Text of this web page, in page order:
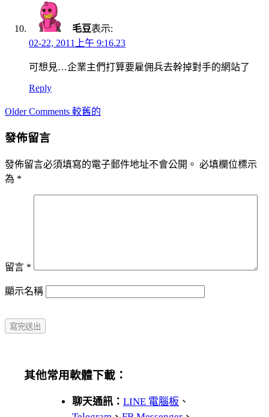
毛豆表示:
02-22, 2011上午 9:16.23
可想見…企業主們打算要雇佣兵去幹掉對手的網站了
Reply
Comment
Older Comments 較舊的
發佈留言
發佈留言必須填寫的電子郵件地址不會公開。 必填欄位標示
為 *
留言 *
顯示名稱
其他常用軟體下載：
聊天通訊： LINE 電腦板 、